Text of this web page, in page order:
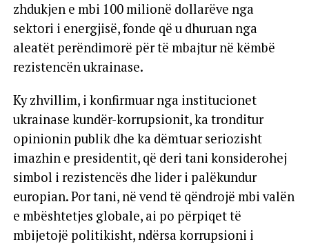
zhdukjen e mbi 100 milionë dollarëve nga
sektori i energjisë, fonde që u dhuruan nga
aleatët perëndimorë për të mbajtur në këmbë
rezistencën ukrainase.
Ky zhvillim, i konfirmuar nga institucionet
ukrainase kundër-korrupsionit, ka tronditur
opinionin publik dhe ka dëmtuar seriozisht
imazhin e presidentit, që deri tani konsiderohej
simbol i rezistencës dhe lider i palëkundur
europian. Por tani, në vend të qëndrojë mbi valën
e mbështetjes globale, ai po përpiqet të
mbijetojë politikisht, ndërsa korrupsioni i